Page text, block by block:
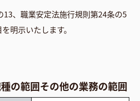
13、職業安定法施行規則第24条の5
明示いたします。
の範囲その他の業務の範囲